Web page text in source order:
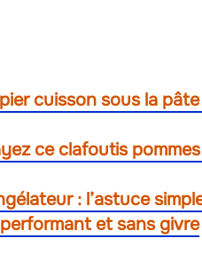
cuisson sous la
ce clafoutis
: l’astuce
et sans givre